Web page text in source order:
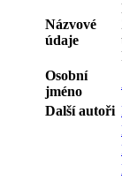
Názvové
údaje
Osobní
jméno
Další autoři